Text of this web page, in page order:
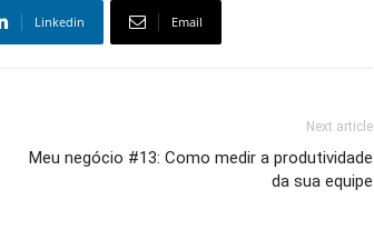
Linkedin Email
Next article
Meu negócio #13: Como medir a produtividade
da sua equipe